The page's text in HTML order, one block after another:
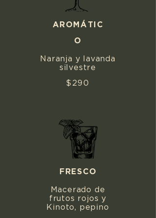
AROMÁTIC
O
Naranja y lavanda
silvestre
$290
FRESCO
Macerado de
frutos rojos y
Kinoto, pepino